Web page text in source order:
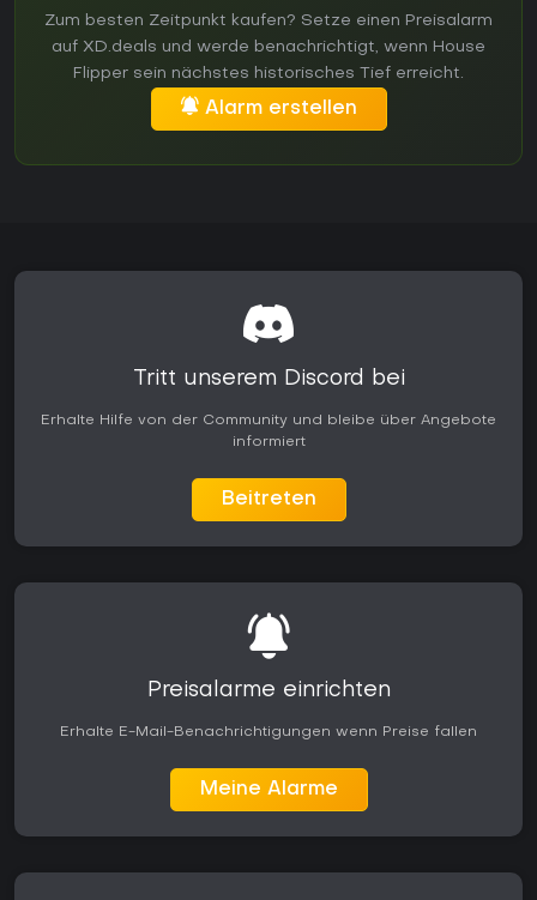
Zum besten Zeitpunkt kaufen? Setze einen Preisalarm
auf XD.deals und werde benachrichtigt, wenn House
Flipper sein nächstes historisches Tief erreicht.
Alarm erstellen
Tritt unserem Discord bei
Erhalte Hilfe von der Community und bleibe über Angebote
informiert
Beitreten
Preisalarme einrichten
Erhalte E-Mail-Benachrichtigungen wenn Preise fallen
Meine Alarme